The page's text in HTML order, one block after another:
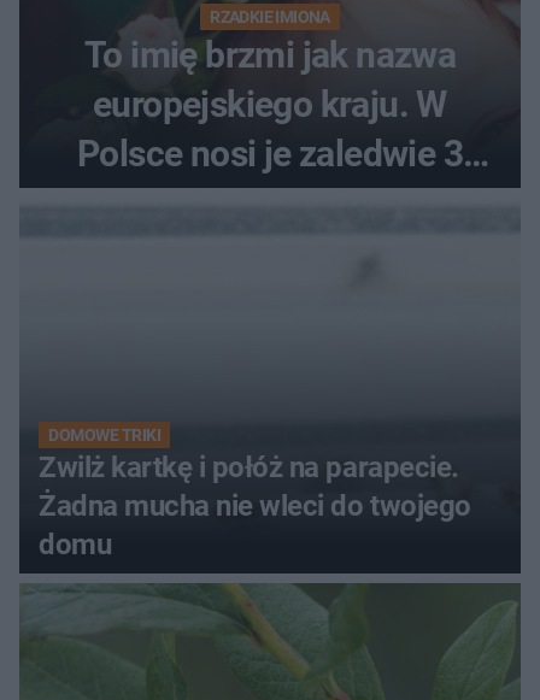
RZADKIE IMIONA
To imię brzmi jak nazwa
europejskiego kraju. W
Polsce nosi je zaledwie 3
DOMOWE TRIKI
Zwilż kartkę i połóż na parapecie.
Żadna mucha nie wleci do twojego
domu